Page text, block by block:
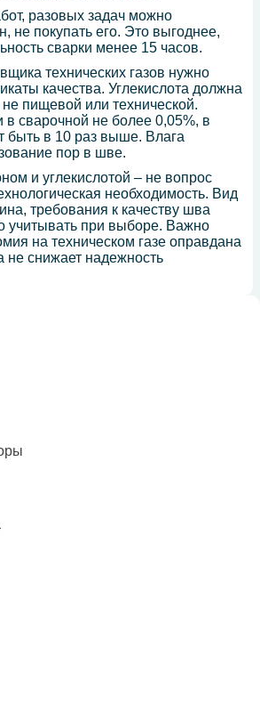
разовых задач можно
не покупать его. Это выгоднее,
сварки менее 15 часов.
технических газов нужно
качества. Углекислота должна
пищевой или технической.
сварочной не более 0,05%, в
быть в 10 раз выше. Влага
пор в шве.
и углекислотой – не вопрос
необходимость. Вид
требования к качеству шва
учитывать при выборе. Важно
на техническом газе оправдана
не снижает надежность